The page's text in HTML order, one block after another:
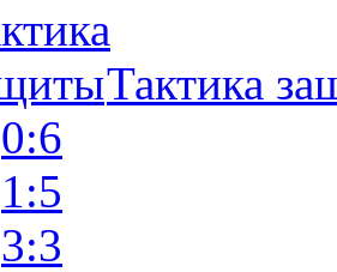
Тактика
0:6
1:5
3:3